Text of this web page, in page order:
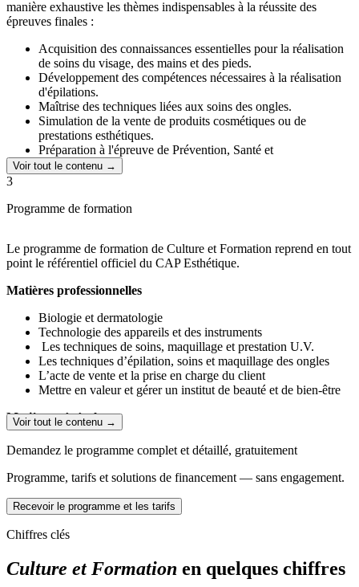
Des cours élaborés par desexperts professionnels de
l'esthétique, facilement accessibles, disponibles sur papier et
manière exhaustive les thèmes indispensables à la réussite des
épreuves finales :
Acquisition des connaissances essentielles pour la réalisation
de soins du visage, des mains et des pieds.
Développement des compétences nécessaires à la réalisation
d'épilations.
Maîtrise des techniques liées aux soins des ongles.
Simulation de la vente de produits cosmétiques ou de
prestations esthétiques.
Préparation à l'épreuve de Prévention, Santé et
Environnement (PSE).
Garantie de l'entretien et de l'hygiène des locaux d'accueil et
Adoption d'une posture professionnelle appropriée.
pour passer les différentes épreuves du CAP Esthétique, en couvrant
de manière approfondie chaque aspect du programme.
Voir tout le contenu →
3
Programme de formation
Le programme de formation de Culture et Formation reprend en tout
point le référentiel officiel du CAP Esthétique.
Matières professionnelles
Biologie et dermatologie
Technologie des appareils et des instruments
Les techniques de soins, maquillage et prestation U.V.
Les techniques d’épilation, soins et maquillage des ongles
L’acte de vente et la prise en charge du client
Mettre en valeur et gérer un institut de beauté et de bien-être
Matières générales
Anglais
Français
Mathématiques
Physique – Chimie
Prévention – Santé – Environnement (PSE)
Histoire – Géographie – Enseignement Moral et Civique
Voir tout le contenu →
Demandez le programme complet et détaillé, gratuitement
Programme, tarifs et solutions de financement — sans engagement.
Recevoir le programme et les tarifs
Chiffres clés
Culture et Formation en quelques chiffres